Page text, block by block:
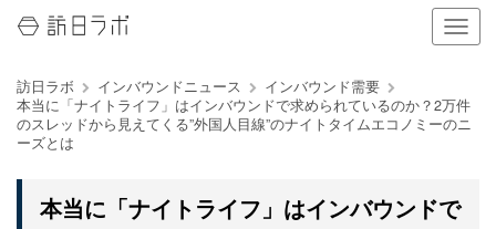
ナ
ビ
ー
シ
表
訪日ラボ インバウンドニュース
インバウンド需要
本当に「ナイトライフ」はインバウンドで求められているのか？2万件
のスレッドから見えてくる”外国人目線”のナイトタイムエコノミーのニ
ーズとは
本当に「ナイトライフ」はインバウンドで